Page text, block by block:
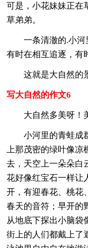
可是，小花妹妹正在
草弟弟。
一条清澈的.小河
有时在相互追逐，有
这就是大自然的景
写大自然的作文6
大自然多美呀！美
小河里的青蛙成群
上那茂密的绿叶像凉
去，天空上一朵朵白
花好像红宝石一样让
开，有迎春花、桃花
春天的音符；早开的
从地底下探出小脑袋
街上的人们都戴上了